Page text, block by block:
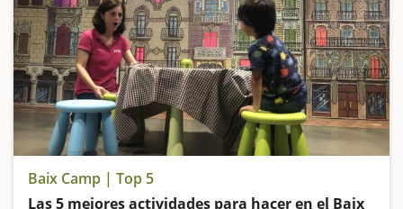
Baix Camp | Top 5
Las 5 mejores actividades para hacer en el Baix